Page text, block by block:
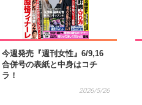
今週発売『週刊女性』6/9,16
合併号の表紙と中身はコチ
ラ！
2026/5/26